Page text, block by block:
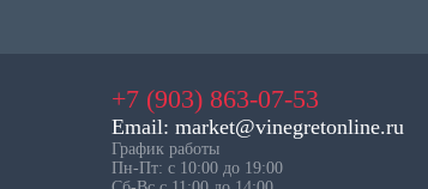
+7 (903) 863-07-53
Email: market@vinegretonline.ru
График работы
Пн-Пт: с 10:00 до 19:00